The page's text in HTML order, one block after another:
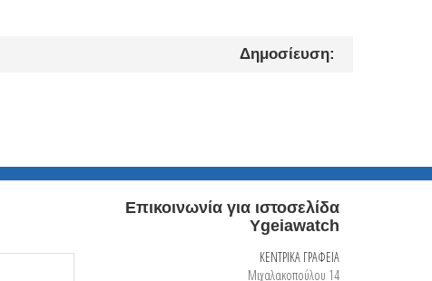
Δημοσίευση:
Επικοινωνία για ιστοσελίδα
Ygeiawatch
ΚΕΝΤΡΙΚΑ ΓΡΑΦΕΙΑ
Μιχαλακοπούλου 14